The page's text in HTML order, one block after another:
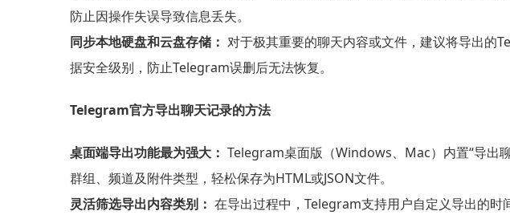
防止因操作失误导致信息丢失。
同步本地硬盘和云盘存储： 对于极其重要的聊天内容或文件，建议将导出的
据安全级别，防止Telegram误删后无法恢复。
Telegram官方导出聊天记录的方法
桌面端导出功能最为强大： Telegram桌面版（Windows、Mac）内置“导出
群组、频道及附件类型，轻松保存为HTML或JSON文件。
灵活筛选导出内容类别： 在导出过程中，Telegram支持用户自定义导出的